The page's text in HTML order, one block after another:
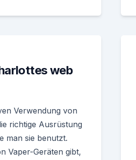
web
Verwendung von
richtige Ausrüstung
man sie benutzt.
Vaper-Geräten gibt,